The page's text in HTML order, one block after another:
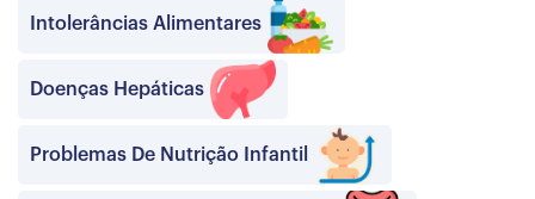
Intolerâncias Alimentares
Doenças Hepáticas
Problemas De Nutrição Infantil